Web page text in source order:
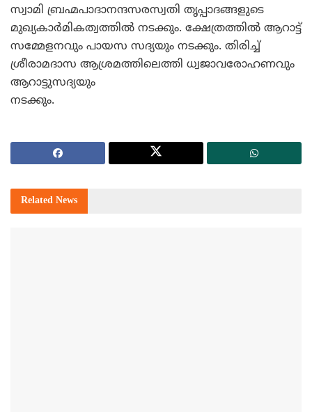
സ്വാമി ബ്രഹ്മപാദാനന്ദസരസ്വതി തൃപ്പാദങ്ങളുടെ
മുഖ്യകാര്‍മികത്വത്തില്‍ നടക്കും. ക്ഷേത്രത്തില്‍ ആറാട്ട്
സമ്മേളനവും പായസ സദ്യയും നടക്കും. തിരിച്ച്
ശ്രീരാമദാസ ആശ്രമത്തിലെത്തി ധ്വജാവരോഹണവും
ആറാട്ടുസദ്യയും
നടക്കും.
Related News